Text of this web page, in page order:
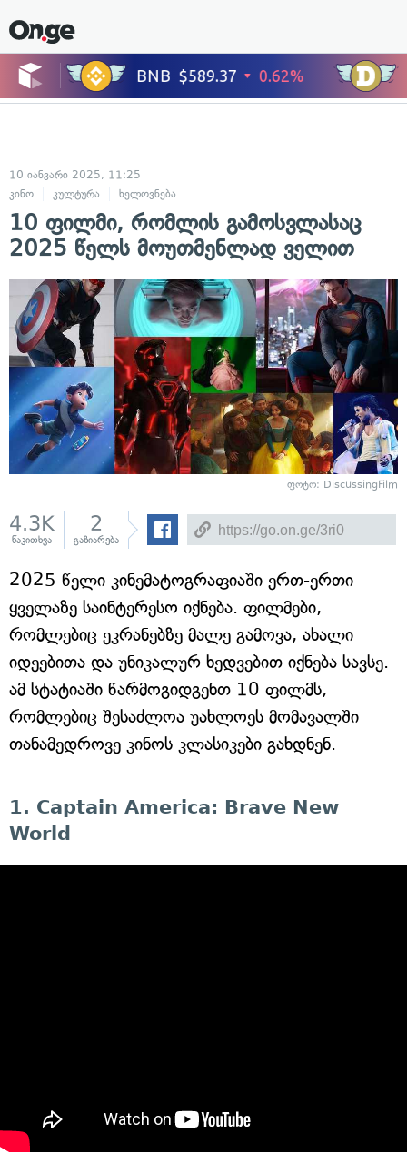
10 იანვარი 2025, 11:25
კინო
კულტურა ხელოვნება
10 ფილმი, რომლის გამოსვლასაც
2025 წელს მოუთმენლად ველით
ფოტო: DiscussingFilm
4.3K
წაკითხვა
2
გაზიარება
2025 წელი კინემატოგრაფიაში ერთ-ერთი
ყველაზე საინტერესო იქნება. ფილმები,
რომლებიც ეკრანებზე მალე გამოვა, ახალი
იდეებითა და უნიკალურ ხედვებით იქნება სავსე.
ამ სტატიაში წარმოგიდგენთ 10 ფილმს,
რომლებიც შესაძლოა უახლოეს მომავალში
თანამედროვე კინოს კლასიკები გახდნენ.
1. Captain America: Brave New
World